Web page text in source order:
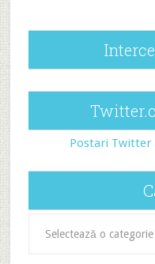
Postari Twitter